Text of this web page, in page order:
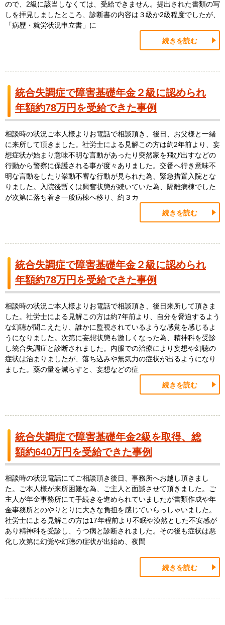
ので、2級に該当しなくては、受給できません。提出された書類の写
しを拝見しましたところ、診断書の内容は３級か2級程度でしたが、
「病歴・就労状況申立書」に
続きを読む
統合失調症で障害基礎年金２級に認められ
年額約78万円を受給できた事例
相談時の状況ご本人様よりお電話で相談頂き、後日、お父様と一緒
に来所して頂きました。社労士による見解この方は約2年前より、妄
想症状が始まり意味不明な言動があったり突然家を飛び出すなどの
行動から警察に保護される事が度々ありました。交番へ行き意味不
明な言動をしたり挙動不審な行動が見られた為、緊急措置入院とな
りました。入院後暫くは興奮状態が続いていた為、隔離病棟でした
が次第に落ち着き一般病棟へ移り、約３カ
続きを読む
統合失調症で障害基礎年金２級に認められ
年額約78万円を受給できた事例
相談時の状況ご本人様よりお電話で相談頂き、後日来所して頂きま
した。社労士による見解この方は約7年前より、自分を脅迫するよう
な幻聴が聞こえたり、誰かに監視されているような感覚を感じるよ
うになりました。次第に妄想状態も激しくなった為、精神科を受診
し統合失調症と診断されました。内服での治療により妄想や幻聴の
症状は治まりましたが、落ち込みや無気力の症状が出るようになり
ました。薬の量を減らすと、妄想などの症
続きを読む
統合失調症で障害基礎年金2級を取得、総
額約640万円を受給できた事例
相談時の状況電話にてご相談頂き後日、事務所へお越し頂きまし
た。ご本人様が来所困難な為、ご主人と面談させて頂きました。ご
主人が年金事務所にて手続きを進められていましたが書類作成や年
金事務所とのやりとりに大きな負担を感じていらっしゃいました。
社労士による見解この方は17年程前より不眠や漠然とした不安感が
あり精神科を受診し、うつ病と診断されました。その後も症状は悪
化し次第に幻覚や幻聴の症状が出始め、夜間
続きを読む